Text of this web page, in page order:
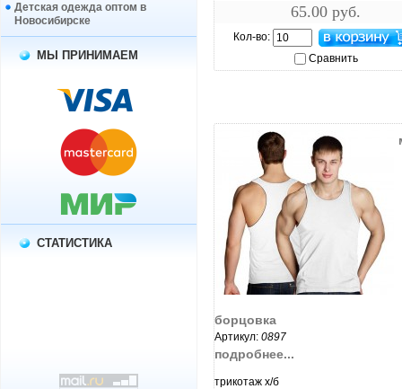
Детская одежда оптом в
Новосибирске
МЫ ПРИНИМАЕМ
СТАТИСТИКА
65.00 руб.
Кол-во:
Сравнить
борцовка
Артикул: 0897
подробнее...
трикотаж х/б